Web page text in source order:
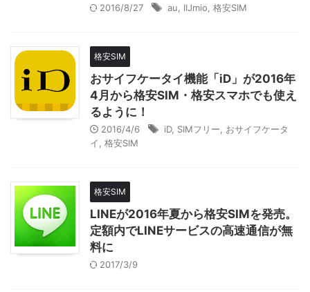
2016/8/27 au IIJmio 格安SIM
格安SIM
おサイフケータイ機能「iD」が2016年
4月から格安SIM・格安スマホでも使え
るように！
2016/4/6 iD, SIMフリー
おサイフケータ
イ
格安SIM
格安SIM
LINEが2016年夏から格安SIMを発売。
定額内でLINEサービスの高速通信が無
料に
2017/3/9